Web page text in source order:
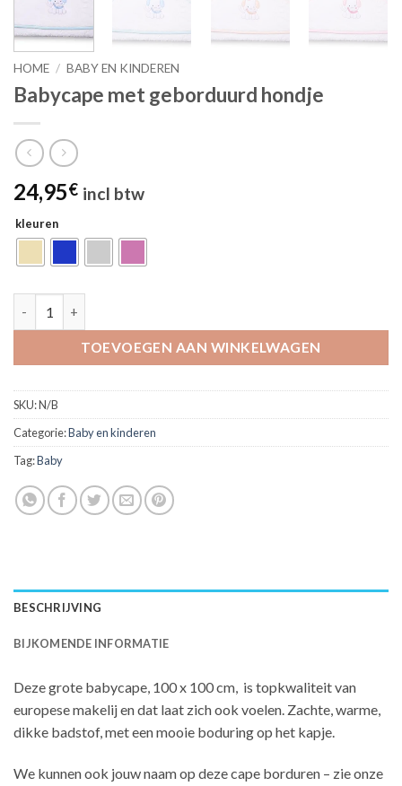
HOME / BABY EN KINDEREN
Babycape met geborduurd hondje
24,95€ incl btw
kleuren
TOEVOEGEN AAN WINKELWAGEN
SKU:N/B
Categorie:Baby en kinderen
Tag:Baby
BESCHRIJVING
BIJKOMENDE INFORMATIE
Deze grote babycape, 100 x 100 cm, is topkwaliteit van
europese makelij en dat laat zich ook voelen. Zachte, warme,
dikke badstof, met een mooie boduring op het kapje.
We kunnen ook jouw naam op deze cape borduren – zie onze